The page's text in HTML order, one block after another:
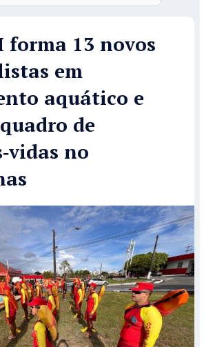
forma 13 novos
em
aquático e
de
no